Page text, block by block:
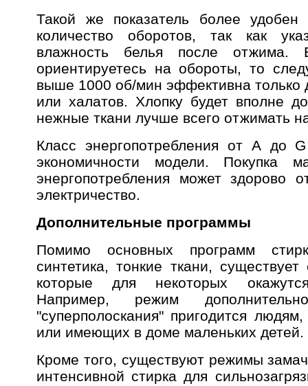
Такой же показатель более
количество оборотов, так как
влажность белья после
ориентируетесь на обороты, то
выше 1000 об/мин эффективна только
или халатов. Хлопку будет вполне
нежные ткани лучше всего отжимать
Класс энергопотребления от А до
экономичности модели. Покупка
энергопотребления может здорово
электричество.
Дополнительные программы
Помимо основных программ
синтетика, тонкие ткани,
которые для некоторых
Например, режим
"суперполоскания" пригодится
или имеющих в доме маленьких детей.
Кроме того, существуют режимы
интенсивной стирка для